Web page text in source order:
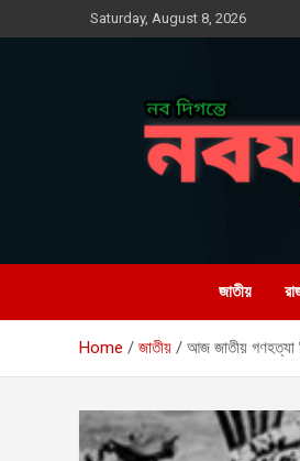
to
Saturday, August 8, 2026
নবযাত্রা
জাতীয়
Home জাতীয় আজ জাতীয় গণহত্যা